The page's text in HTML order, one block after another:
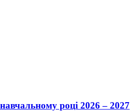
році 2026 – 2027